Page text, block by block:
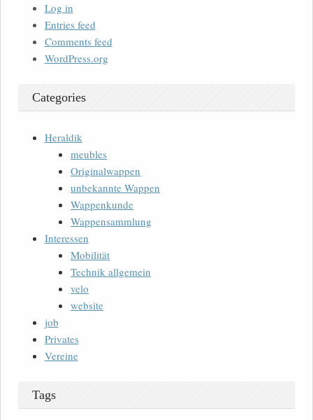
Log in
Entries feed
Comments feed
WordPress.org
Categories
Heraldik
meubles
Originalwappen
unbekannte Wappen
Wappenkunde
Wappensammlung
Interessen
Mobilität
Technik allgemein
velo
website
job
Privates
Vereine
Tags